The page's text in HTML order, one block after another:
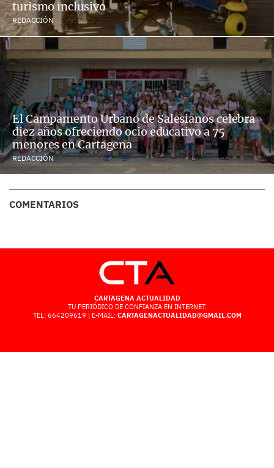
turismo inclusivo
REDACCIÓN
El Campamento Urbano de Salesianos celebra
diez años ofreciendo ocio educativo a 75
menores en Cartagena
REDACCIÓN
COMENTARIOS
CARTAGENA ACTUALIDAD
TU PERIÓDICO DE CONFIANZA EN INTERNET.
TEL: 664209619 | E-MAIL: CARTAGENACTUALIDAD@GMAIL.COM